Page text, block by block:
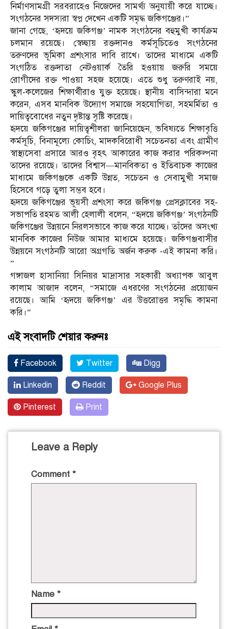
নির্মাণসামগ্রী সরবরাহেও নিজেদের সামর্থ্য অনুযায়ী করে যাচ্ছে।
সংগঠনের সদস্যরা স্বপ্ন দেখেন একটি সমৃদ্ধ জকিগঞ্জের।”
জানা গেছে, ‘হৃদয়ে জকিগঞ্জ’ নামক সংগঠনের বহুমুখী কার্যক্রম
চলমান রয়েছে। স্বেচ্ছায় রক্তদানও কর্মসূচিতেও সংগঠনের
তরুণদের ভূমিকা প্রশংসার দাবি রাখে। তাদের মাধ্যমে একটি
সংগঠিত রক্তদাতা নেটওয়ার্ক তৈরি হওয়ায় জরুরি সময়ে
রোগীদের রক্ত পাওয়া সহজ হয়েছে। এতে শুধু তরুণরাই নয়,
স্কুল-কলেজের শিক্ষার্থীরাও যুক্ত হয়েছে। স্থানীয় বাসিন্দারা মনে
করেন, এসব মানবিক উদ্যোগ সমাজে সহযোগিতা, সহমর্মিতা ও
দায়িত্ববোধের নতুন দৃষ্টান্ত সৃষ্টি করেছে।
হৃদয়ে জকিগঞ্জের দায়িত্বশীলরা জানিয়েছেন, ভবিষ্যতে শিক্ষাবৃত্তি
কর্মসূচি, বিনামূল্যে কোচিং, মাদকবিরোধী সচেতনতা এবং গ্রামীণ
স্বাস্থ্যসেবা প্রসারে আরও বৃহৎ আকারের কাজ করার পরিকল্পনা
তাদের রয়েছে। তাদের বিশ্বাস—মানবিকতা ও ইতিবাচক কাজের
মাধ্যমে জকিগঞ্জকে একটি উন্নত, সচেতন ও সেবামুখী সমাজ
হিসেবে গড়ে তুলা সম্ভব হবে।
হৃদয়ে জকিগঞ্জের ভূয়সী প্রশংসা করে জকিগঞ্জ প্রেসক্লাবের সহ-
সভাপতি রহমত আলী হেলালী বলেন, “হৃদয়ে জকিগঞ্জ’ সংগঠনটি
জকিগঞ্জের উন্নয়নে নিরলসভাবে কাজ করে যাচ্ছে। তাঁদের অসংখ্য
মানবিক কাজের নিউজ আমার মাধ্যমে হয়েছে। জকিগঞ্জবাসীর
উন্নয়নে সংগঠনটি আরো অগ্রগতি অর্জন করুক -এই কামনা করি।
”
গঙ্গাজল হাসানিয়া সিনিয়র মাদ্রাসার সহকারী অধ্যাপক আবুল
কালাম আজাদ বলেন, “সমাজে এধরণের সংগঠনের প্রয়োজন
রয়েছে। আমি ‘হৃদয়ে জকিগঞ্জ’ এর উত্তরোত্তর সমৃদ্ধি কামনা
করি।”
এই সংবাদটি শেয়ার করুনঃ
Facebook Twitter Digg
Linkedin Reddit Google Plus
Pinterest Print
Leave a Reply
Comment *
Name *